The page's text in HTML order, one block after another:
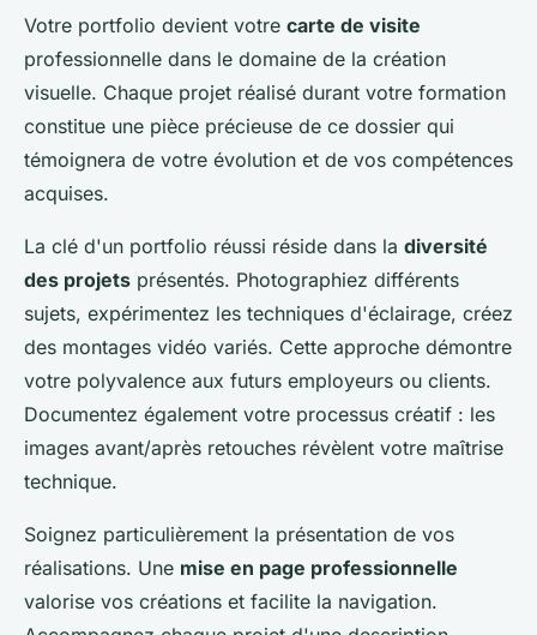
Votre portfolio devient votre carte de visite
professionnelle dans le domaine de la création
visuelle. Chaque projet réalisé durant votre formation
constitue une pièce précieuse de ce dossier qui
témoignera de votre évolution et de vos compétences
acquises.
La clé d'un portfolio réussi réside dans la diversité
des projets présentés. Photographiez différents
sujets, expérimentez les techniques d'éclairage, créez
des montages vidéo variés. Cette approche démontre
votre polyvalence aux futurs employeurs ou clients.
Documentez également votre processus créatif : les
images avant/après retouches révèlent votre maîtrise
technique.
Soignez particulièrement la présentation de vos
réalisations. Une mise en page professionnelle
valorise vos créations et facilite la navigation.